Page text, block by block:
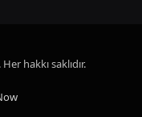
hakkı saklıdır.